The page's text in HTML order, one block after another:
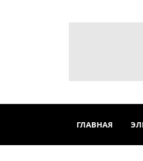
ГЛАВНАЯ